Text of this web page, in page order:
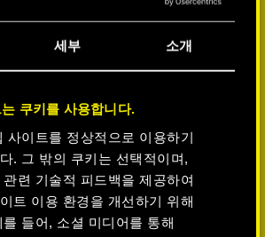
세부 소개
쿠키를 사용합니다.
사이트를 정상적으로 이용하기
. 그 밖의 쿠키는 선택적이며,
련 기술적 피드백을 제공하여
트 이용 환경을 개선하기 위해
들어, 소셜 미디어를 통해